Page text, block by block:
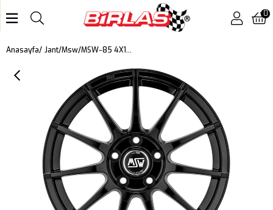
0
Anasayfa Jant Msw MSW-85 4X108 6,5X16 25 65,06 GLOSS BLACK